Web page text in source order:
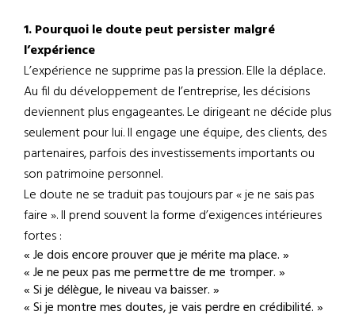
1. Pourquoi le doute peut persister malgré
l’expérience
L’expérience ne supprime pas la pression. Elle la déplace.
Au fil du développement de l’entreprise, les décisions
deviennent plus engageantes. Le dirigeant ne décide plus
seulement pour lui. Il engage une équipe, des clients, des
partenaires, parfois des investissements importants ou
son patrimoine personnel.
Le doute ne se traduit pas toujours par « je ne sais pas
faire ». Il prend souvent la forme d’exigences intérieures
fortes :
« Je dois encore prouver que je mérite ma place. »
« Je ne peux pas me permettre de me tromper. »
« Si je délègue, le niveau va baisser. »
« Si je montre mes doutes, je vais perdre en crédibilité. »